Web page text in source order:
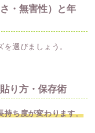
・無害性）と年
選びましょう。
り方・保存術
持ち度が変わります。